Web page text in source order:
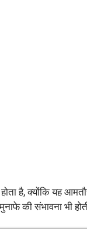
है, क्योंकि यह
की संभावना भी